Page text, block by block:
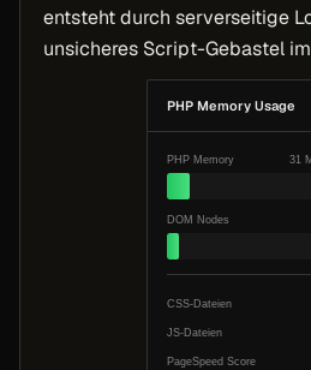
entsteht durch serverseitige
unsicheres Script-Gebastel
PHP Memory Usage
PHP Memory 31
DOM Nodes
CSS-Dateien
JS-Dateien
PageSpeed Score